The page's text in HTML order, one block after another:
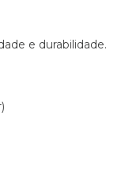
e durabilidade.